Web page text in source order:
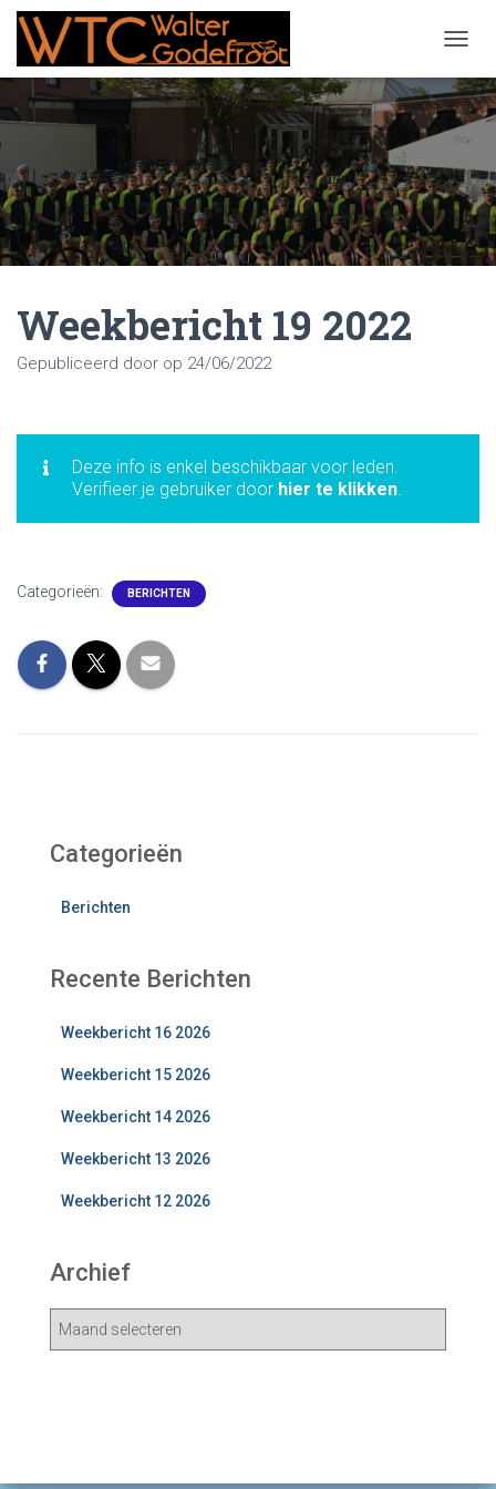
Weekbericht 19 2022
Gepubliceerd door op 24/06/2022
Deze info is enkel beschikbaar voor leden.
Verifieer je gebruiker door hier te klikken.
Categorieën: BERICHTEN
Categorieën
Berichten
Recente Berichten
Weekbericht 16 2026
Weekbericht 15 2026
Weekbericht 14 2026
Weekbericht 13 2026
Weekbericht 12 2026
Archief